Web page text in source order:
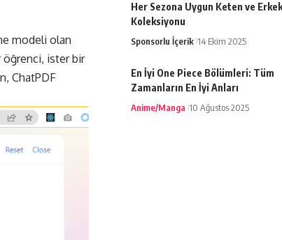
modeli olan
öğrenci, ister bir
ChatPDF
Her Sezona Uygun Keten ve
Koleksiyonu
Sponsorlu İçerik 14 Ekim 2025
En İyi One Piece Bölümleri: Tüm
Zamanların En İyi Anları
Anime/Manga 10 Ağustos 2025